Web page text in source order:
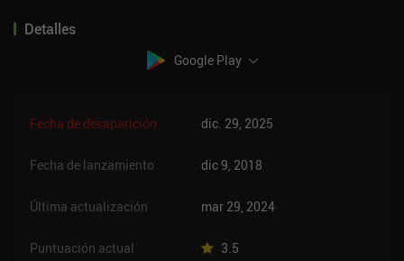
Detalles
Google Play
Fecha de desaparición dic. 29, 2025
Fecha de lanzamiento dic 9, 2018
Última actualización mar 29, 2024
Puntuación actual 3.5